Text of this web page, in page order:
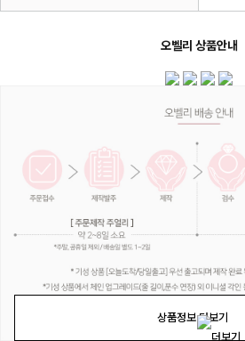
상품정보 더보기
오벨리 상품안내